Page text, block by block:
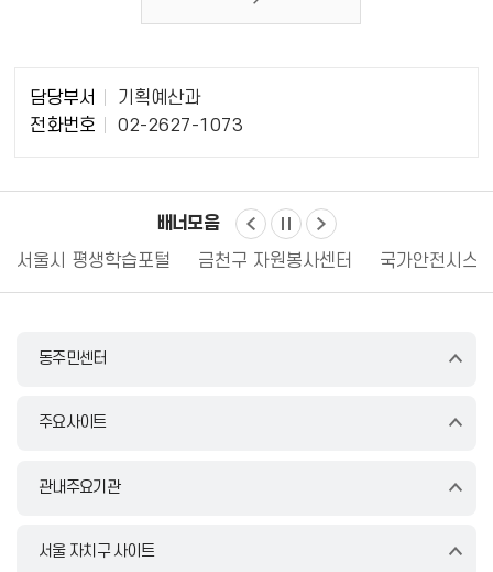
당
자
보
담당부서
기획예산과
전화번호
02-2627-1073
배너모음
서울시 평생학습포털
금천구 자원봉사센터 국가안전시스
동주민센터
주요사이트
관내주요기관
서울 자치구 사이트